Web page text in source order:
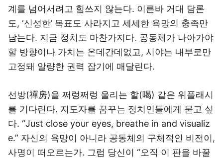
계를 넘어서려고 힘쓰지 않는다. 이른바 거대 담론
도, ‘신성한’ 목표도 사라지고 세세한 욕망의 충족만
남는다. 지금 정치도 마찬가지다. 공동체가 나아가야
할 방향이나 가치는 온데간데없고, 시야는 내부로만
고정돼 알량한 권력 잡기에 매달린다.
선방(禪房)을 쩌렁쩌렁 울리는 할(喝) 같은 위플래시
를 기다린다. 지도자를 꿈꾸는 정치인들에게 묻고 싶
다. “Just close your eyes, breathe in and visualiz
e.” 자신의 욕망이 아니라 공동체의 구체적인 비전이,
사명이 떠오르는가. 그럼 당신이 “오직 이 판을 바꿀